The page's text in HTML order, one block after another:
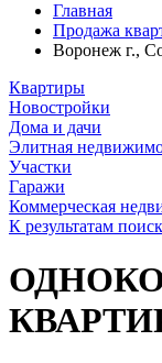
Главная
Продажа
Воронеж г.,
Квартиры
Новостройки
Дома и дачи
Элитная
Участки
Гаражи
Коммерческая
К результатам